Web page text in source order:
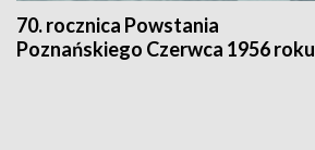
70. rocznica Powstania
Poznańskiego Czerwca 1956 roku